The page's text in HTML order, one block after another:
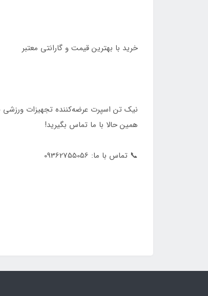
خرید با بهترین قیمت و گارانتی معتبر
نیک تن اسپرت عرضه‌کننده تجهیزات ورزشی
همین حالا با ما تماس بگیرید!
📞 تماس با ما: 09362755056